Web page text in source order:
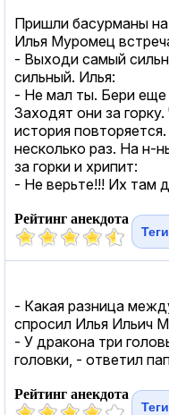
Пришли басурманы
Илья Муромец
- Выходи самый
сильный. Илья:
- Не мал ты. Бери еще
Заходят они за
история
несколько раз. На н-
за горки и хрипит:
- Не верьте!!! Их там
Рейтинг анекдота
- Какая разница
спросил Илья Ильич
- У дракона три
головки, - ответил
Рейтинг анекдота